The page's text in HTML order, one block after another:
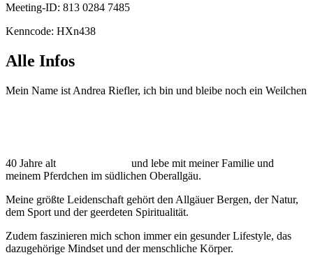
Meeting-ID: 813 0284 7485
Kenncode: HXn438
Alle Infos
Mein Name ist Andrea Riefler, ich bin und bleibe noch ein Weilchen
40 Jahre alt
und lebe mit meiner Familie und
meinem Pferdchen im südlichen Oberallgäu.
Meine größte Leidenschaft gehört den Allgäuer Bergen, der Natur,
dem Sport und der geerdeten Spiritualität.
Zudem faszinieren mich schon immer ein gesunder Lifestyle, das
dazugehörige Mindset und der menschliche Körper.